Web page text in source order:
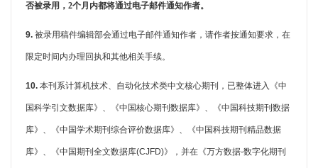
否被录用，2个月内都将通过电子邮件通知作者。
9. 被录用稿件编辑部会通过电子邮件通知作者，请作者按通知要求，在
限定时间内办理回执和其他相关手续。
10. 本刊系计算机技术、自动化技术类中文核心期刊，已整体进入《中
国科学引文数据库》、《中国核心期刊数据库》、《中国科技期刊数据
库》、《中国学术期刊综合评价数据库》、《中国科技期刊精品数据
库》、《中国期刊全文数据库(CJFD)》，并在《万方数据-数字化期刊